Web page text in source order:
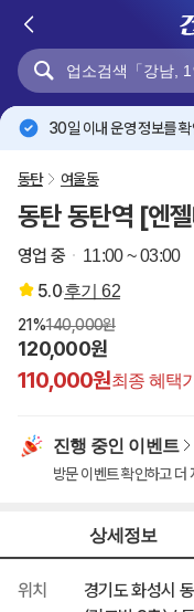
30일 이내 운영 정보를
동탄 여울동
동탄 동탄역 [엔
영업 중 11:00 ~ 03:00
5.0후기62
21%140,000원
120,000원
110,000원최종 혜택
건마에반하다 특별할인
이벤트 할인
최종 혜택가
진행 중인 이벤트
방문 이벤트 확인하고 더
상세정보
위치
경기도 화성시